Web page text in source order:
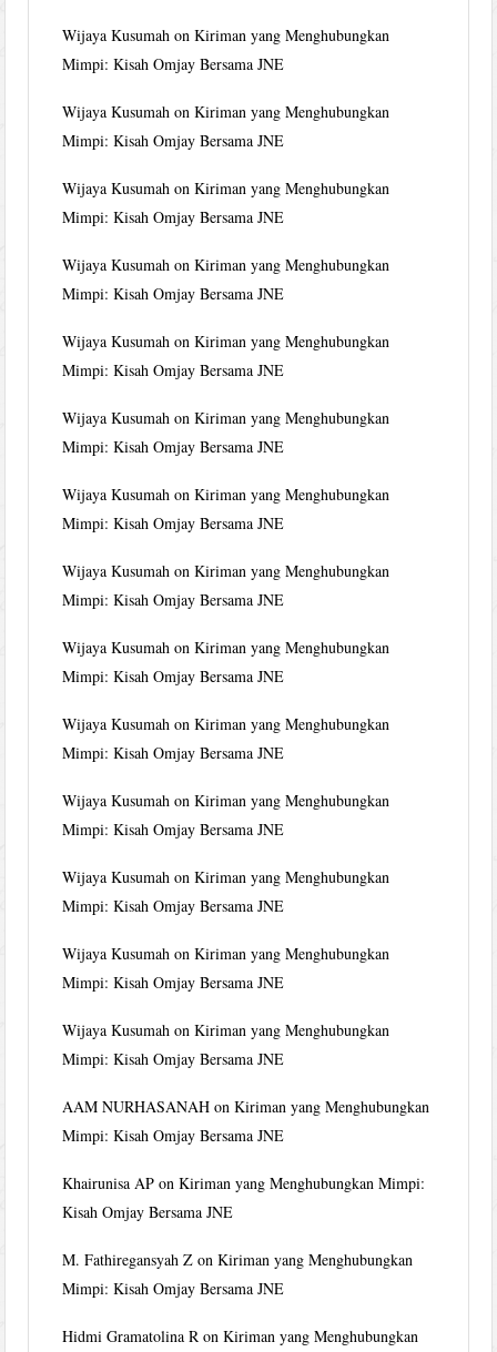
Wijaya Kusumah onKiriman yang Menghubungkan
Mimpi: Kisah Omjay Bersama JNE
Wijaya Kusumah onKiriman yang Menghubungkan
Mimpi: Kisah Omjay Bersama JNE
Wijaya Kusumah onKiriman yang Menghubungkan
Mimpi: Kisah Omjay Bersama JNE
Wijaya Kusumah onKiriman yang Menghubungkan
Mimpi: Kisah Omjay Bersama JNE
Wijaya Kusumah onKiriman yang Menghubungkan
Mimpi: Kisah Omjay Bersama JNE
Wijaya Kusumah onKiriman yang Menghubungkan
Mimpi: Kisah Omjay Bersama JNE
Wijaya Kusumah onKiriman yang Menghubungkan
Mimpi: Kisah Omjay Bersama JNE
Wijaya Kusumah onKiriman yang Menghubungkan
Mimpi: Kisah Omjay Bersama JNE
Wijaya Kusumah onKiriman yang Menghubungkan
Mimpi: Kisah Omjay Bersama JNE
Wijaya Kusumah onKiriman yang Menghubungkan
Mimpi: Kisah Omjay Bersama JNE
Wijaya Kusumah onKiriman yang Menghubungkan
Mimpi: Kisah Omjay Bersama JNE
Wijaya Kusumah onKiriman yang Menghubungkan
Mimpi: Kisah Omjay Bersama JNE
Wijaya Kusumah onKiriman yang Menghubungkan
Mimpi: Kisah Omjay Bersama JNE
Wijaya Kusumah onKiriman yang Menghubungkan
Mimpi: Kisah Omjay Bersama JNE
AAM NURHASANAH onKiriman yang Menghubungkan
Mimpi: Kisah Omjay Bersama JNE
Khairunisa AP onKiriman yang Menghubungkan Mimpi:
Kisah Omjay Bersama JNE
M. Fathiregansyah Z onKiriman yang Menghubungkan
Mimpi: Kisah Omjay Bersama JNE
Hidmi Gramatolina R onKiriman yang Menghubungkan